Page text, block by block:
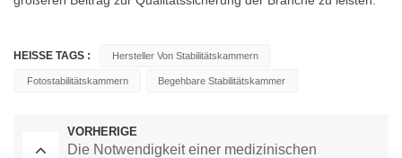
HEISSE TAGS : Hersteller Von Stabilitätskammern
Fotostabilitätskammern Begehbare Stabilitätskammer
VORHERIGE
Die Notwendigkeit einer medizinischen